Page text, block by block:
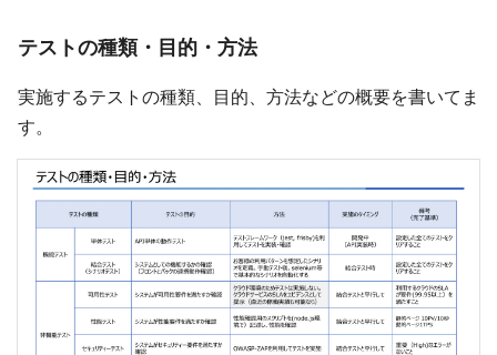
テストの種類・目的・方法
実施するテストの種類、目的、方法などの概要を書いてま
す。